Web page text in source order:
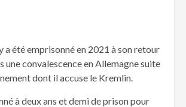
a été emprisonné en 2021 à son retour
une convalescence en Allemagne suite
dont il accuse le Kremlin.
à deux ans et demi de prison pour